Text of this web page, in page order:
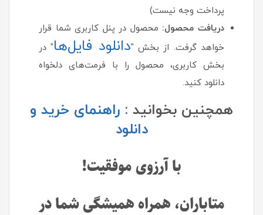
پرداخت وجه نیست)
دریافت محصول: محصول در پنل کاربری شما قرار
خواهد گرفت. از بخش "دانلود فایل‌ها" در
بخش کاربری، محصول را با فرمت‌های دلخواه
دانلود کنید.
همچنین بخوانید : راهنمای خرید و
دانلود
با آرزوی موفقیت!
متاباران، همراه همیشگی شما در